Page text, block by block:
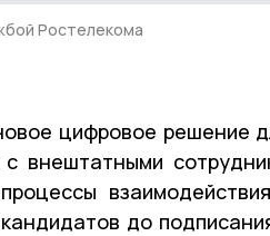
Ростелекома
цифровое решение
внештатными
до